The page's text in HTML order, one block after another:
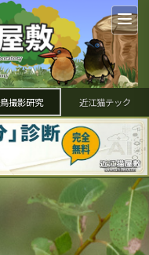
撮影研究 近江猫テック